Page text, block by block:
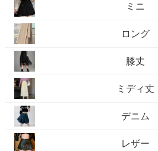
ミニ
ロング
膝丈
ミディ丈
デニム
レザー